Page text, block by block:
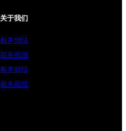
关于我们
服务领域
服务领域
服务领域
服务领域